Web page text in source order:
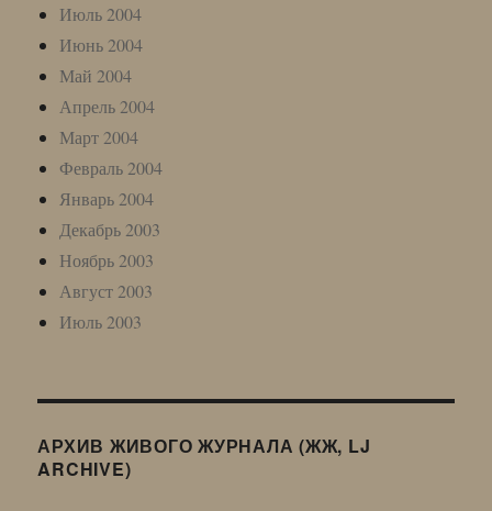
Июль 2004
Июнь 2004
Май 2004
Апрель 2004
Март 2004
Февраль 2004
Январь 2004
Декабрь 2003
Ноябрь 2003
Август 2003
Июль 2003
АРХИВ ЖИВОГО ЖУРНАЛА (ЖЖ, LJ
ARCHIVE)